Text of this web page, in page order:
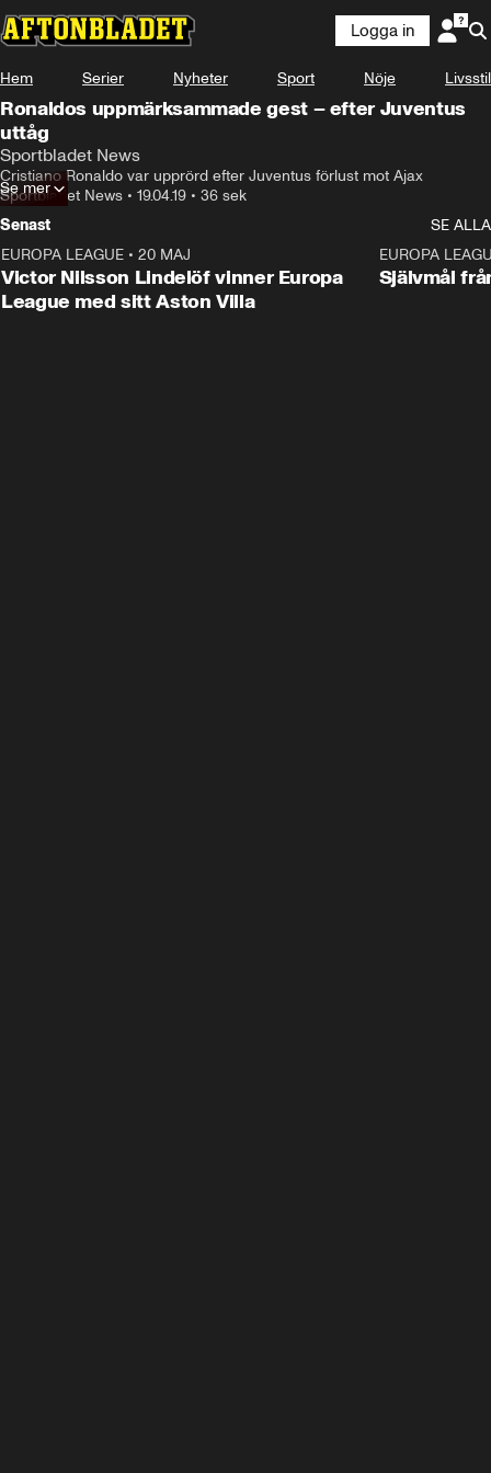
Logga in
Hem Serier Nyheter Sport Nöje Livsstil
Ronaldos uppmärksammade gest – efter Juventus
uttåg
Sportbladet News
Cristiano Ronaldo var upprörd efter Juventus förlust mot Ajax
Sportbladet News • 19.04.19 • 36 sek
Se mer
Senast
SE ALLA
EUROPA LEAGUE • 20 MAJ
Victor Nilsson Lindelöf vinner Europa
League med sitt Aston Villa
EUROPA
Självmål